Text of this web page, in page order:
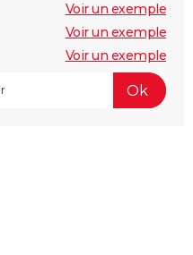
Voir un exemple
Voir un exemple
Voir un exemple